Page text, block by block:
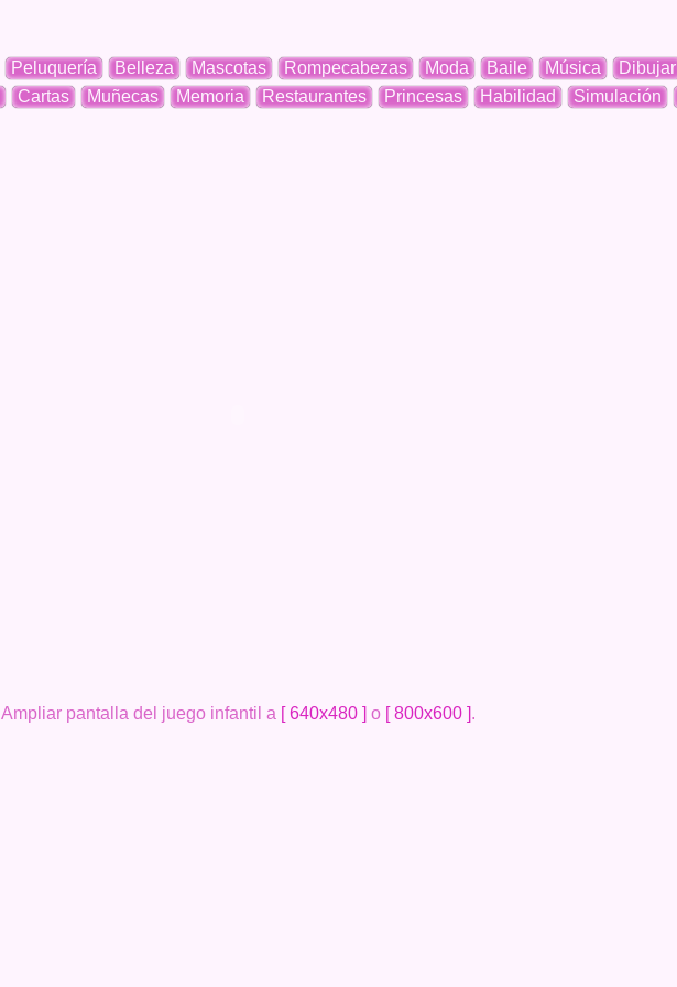
Peluquería Belleza Mascotas Rompecabezas Moda Baile Música Dibujar
Cartas Muñecas Memoria Restaurantes Princesas Habilidad Simulación
Ampliar pantalla del juego infantil a [ 640x480 ] o [ 800x600 ].